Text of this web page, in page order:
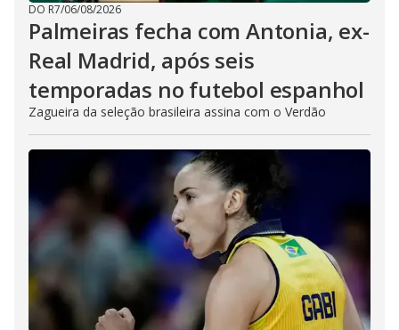
DO R7/06/08/2026
Palmeiras fecha com Antonia, ex-
Real Madrid, após seis
temporadas no futebol espanhol
Zagueira da seleção brasileira assina com o Verdão